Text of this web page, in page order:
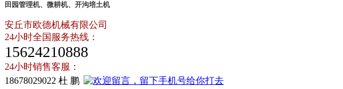
田园管理机、微耕机、开沟培土机
安丘市欧德机械有限公司
24小时全国服务热线：
15624210888
24小时销售客服：
18678029022 杜 鹏